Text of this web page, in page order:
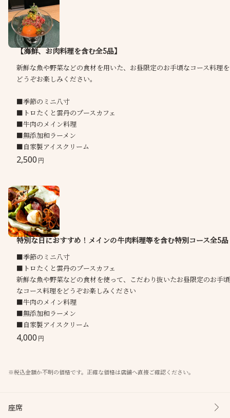
【海鮮、お肉料理を含む全5品】
2,500 円
新鮮な魚や野菜などの食材を用いた、お昼限定のお手頃なコース料理を
どうぞお楽しみください。
■季節のミニ八寸
■トロたくと雲丹のプースカフェ
■牛肉のメイン料理
■無添加和ラーメン
■自家製アイスクリーム
特別な日におすすめ！メインの牛肉料理等を含む特別コース全5品
4,000 円
■季節のミニ八寸
■トロたくと雲丹のプースカフェ
新鮮な魚や野菜などの食材を使って、こだわり抜いたお昼限定のお手頃
なコース料理をどうぞお楽しみください
■牛肉のメイン料理
■無添加和ラーメン
■自家製アイスクリーム
※税込金額か不明の価格です。正確な価格は店舗へ直接ご確認ください。
座席